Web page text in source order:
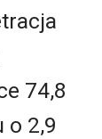
74,8
o 2,9